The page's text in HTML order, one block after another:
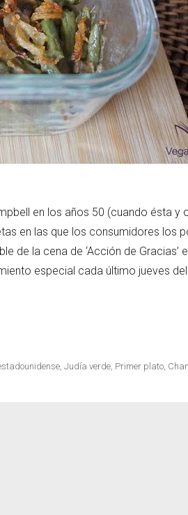
ideal Los
en los años 50 (cuando ésta y
en las que los consumidores los
de la cena de ‘Acción de Gracias’
especial cada último jueves
, Judía verde, Primer plato,